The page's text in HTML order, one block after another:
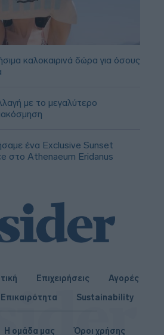
καλοκαιρινά δώρα για όσους
με το μεγαλύτερο
ένα Exclusive Sunset
στο Athenaeum Eridanus
Επιχειρήσεις
Αγορές
Επικαιρότητα Sustainability
Η ομάδα μας Όροι χρήσης